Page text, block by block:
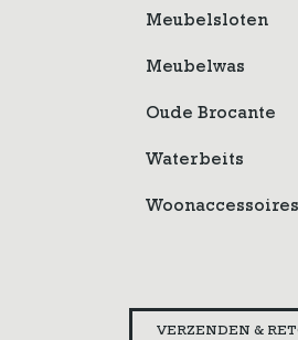
Meubelsloten
Meubelwas
Oude Brocante
Waterbeits
Woonaccessoires
VERZENDEN &